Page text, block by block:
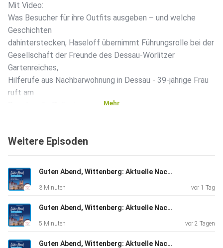
Mit Video:
Was Besucher für ihre Outfits ausgeben – und welche
Geschichten
dahinterstecken, Haseloff übernimmt Führungsrolle bei der
Gesellschaft der Freunde des Dessau-Wörlitzer
Gartenreiches,
Hilferufe aus Nachbarwohnung in Dessau - 39-jährige Frau
ruft am
Mehr
Weitere Episoden
Guten Abend, Wittenberg: Aktuelle Nachrichten vom 08.08.2026, erstellt mit KI-Unterstützung
3 Minuten vor 1 Tag
Guten Abend, Wittenberg: Aktuelle Nachrichten vom 07.08.2026, erstellt mit KI-Unterstützung
5 Minuten vor 2 Tagen
Guten Abend, Wittenberg: Aktuelle Nachrichten vom 06.08.2026, erstellt mit KI-Unterstützung